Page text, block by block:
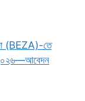
(BEZA)-তে